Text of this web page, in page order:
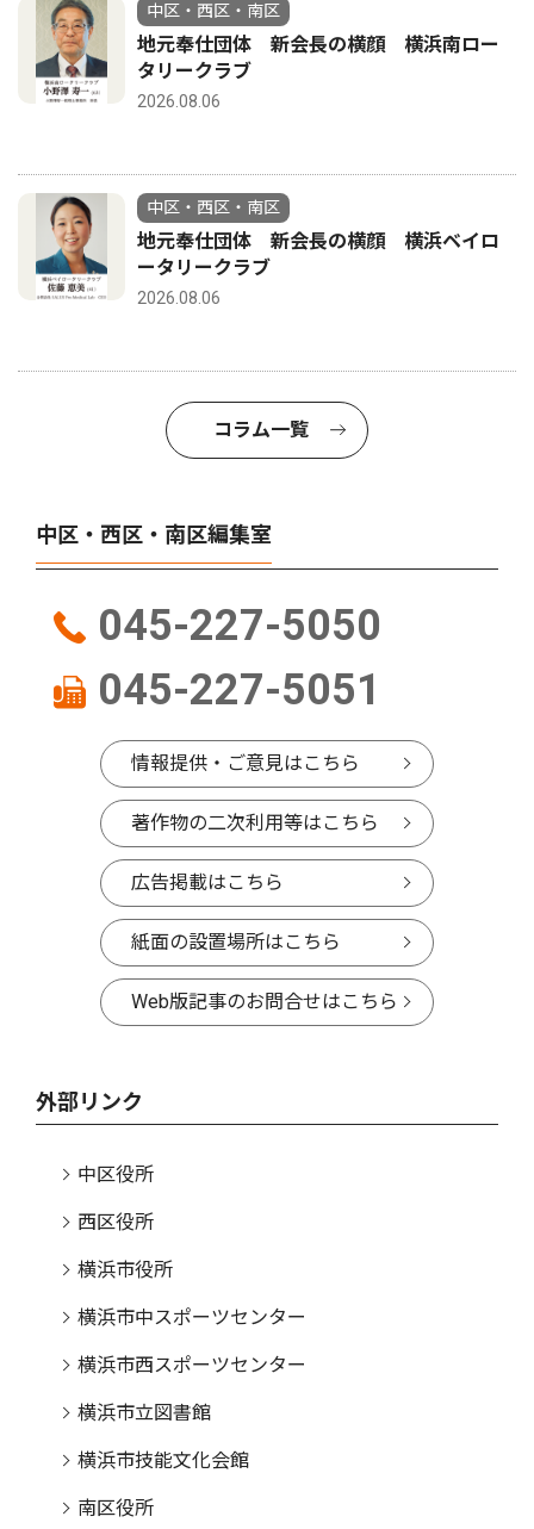
中区・西区・南区
地元奉仕団体 新会長の横顔 横浜南ロー
タリークラブ
2026.08.06
中区・西区・南区
地元奉仕団体 新会長の横顔 横浜ベイロ
ータリークラブ
2026.08.06
コラム一覧
中区・西区・南区編集室
045-227-5050
045-227-5051
情報提供・ご意見はこちら
著作物の二次利用等はこちら
広告掲載はこちら
紙面の設置場所はこちら
Web版記事のお問合せはこちら
外部リンク
中区役所
西区役所
横浜市役所
横浜市中スポーツセンター
横浜市西スポーツセンター
横浜市立図書館
横浜市技能文化会館
南区役所